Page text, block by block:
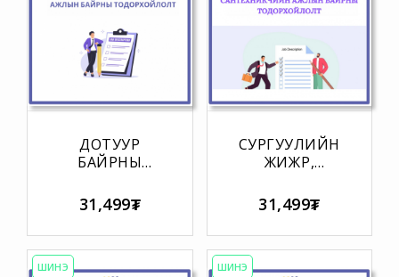
ДОТУУР
БАЙРНЫ
АЖЛЫН
БАЙРНЫ
ТОДОРХОЙЛОЛТ
31,499₮
СУРГУУЛИЙН
ЖИЖҮҮР,
АЖЛЫН
БАЙРНЫ
ТОДОРХОЙЛОЛТ
31,499₮
ШИНЭ ШИНЭ